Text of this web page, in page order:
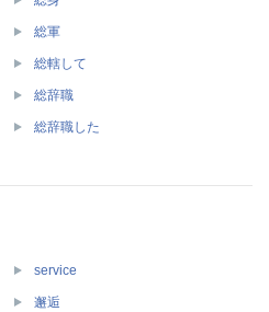
総軍
総轄して
総辞職
総辞職した
service
邂逅